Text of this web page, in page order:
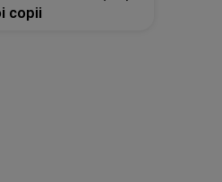
copii